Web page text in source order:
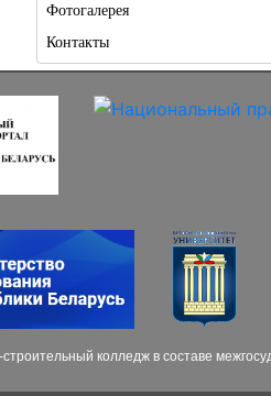
Фотогалерея
Контакты
колледж в составе